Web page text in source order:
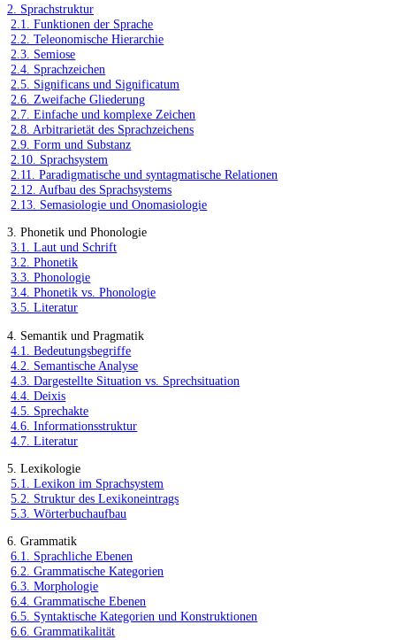
2. Sprachstruktur
2.1. Funktionen der Sprache
2.2. Teleonomische Hierarchie
2.3. Semiose
2.4. Sprachzeichen
2.5. Significans und Significatum
2.6. Zweifache Gliederung
2.7. Einfache und komplexe Zeichen
2.8. Arbitrarietät des Sprachzeichens
2.9. Form und Substanz
2.10. Sprachsystem
2.11. Paradigmatische und syntagmatische Relationen
2.12. Aufbau des Sprachsystems
2.13. Semasiologie und Onomasiologie
3. Phonetik und Phonologie
3.1. Laut und Schrift
3.2. Phonetik
3.3. Phonologie
3.4. Phonetik vs. Phonologie
3.5. Literatur
4. Semantik und Pragmatik
4.1. Bedeutungsbegriffe
4.2. Semantische Analyse
4.3. Dargestellte Situation vs. Sprechsituation
4.4. Deixis
4.5. Sprechakte
4.6. Informationsstruktur
4.7. Literatur
5. Lexikologie
5.1. Lexikon im Sprachsystem
5.2. Struktur des Lexikoneintrags
5.3. Wörterbuchaufbau
6. Grammatik
6.1. Sprachliche Ebenen
6.2. Grammatische Kategorien
6.3. Morphologie
6.4. Grammatische Ebenen
6.5. Syntaktische Kategorien und Konstruktionen
6.6. Grammatikalität